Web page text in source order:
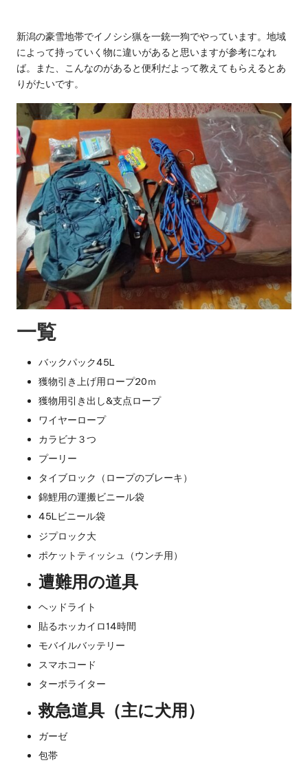
新潟の豪雪地帯でイノシシ猟を一銃一狗でやっています。地域
によって持っていく物に違いがあると思いますが参考になれ
ば。また、こんなのがあると便利だよって教えてもらえるとあ
りがたいです。
一覧
バックパック45L
獲物引き上げ用ロープ20ｍ
獲物用引き出し&支点ロープ
ワイヤーロープ
カラビナ３つ
プーリー
タイブロック（ロープのブレーキ）
錦鯉用の運搬ビニール袋
45Lビニール袋
ジプロック大
ポケットティッシュ（ウンチ用）
遭難用の道具
ヘッドライト
貼るホッカイロ14時間
モバイルバッテリー
スマホコード
ターボライター
救急道具（主に犬用）
ガーゼ
包帯